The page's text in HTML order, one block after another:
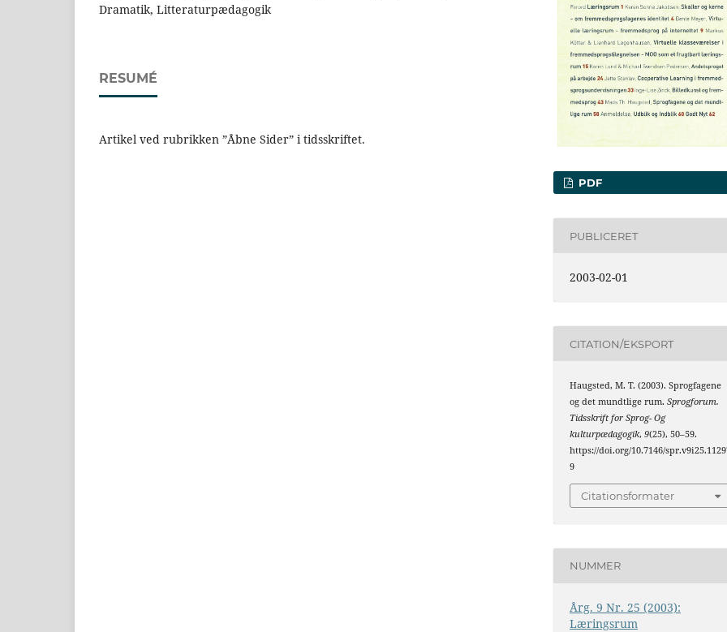
Dramatik, Litteraturpædagogik
RESUMÉ
Artikel ved rubrikken ”Åbne Sider” i tidsskriftet.
PDF
PUBLICERET
2003-02-01
CITATION/EKSPORT
Haugsted, M. T. (2003). Sprogfagene
og det mundtlige rum.Sprogforum.
Tidsskrift for Sprog- Og
kulturpædagogik,9(25), 50–59.
https://doi.org/10.7146/
9
Citationsformater
NUMMER
Årg. 9 Nr. 25 (2003):
Læringsrum